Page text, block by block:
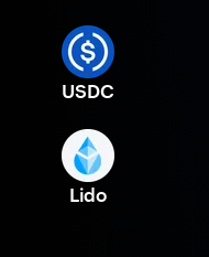
USDC
Lido